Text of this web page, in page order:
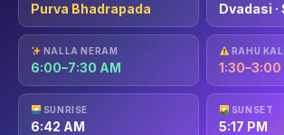
Purva Bhadrapada Dvadasi ·
NALLA NERAM
6:00–7:30 AM
RAHU
1:30–3:00
SUNRISE
6:42 AM
SUNSET
5:17 PM